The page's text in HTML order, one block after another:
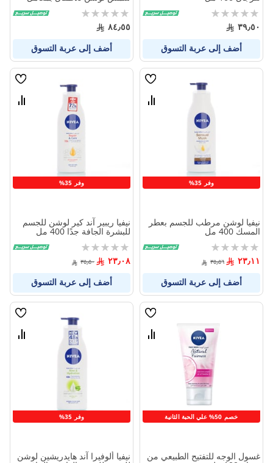
Rating:
0%
٣٩٫٥٠
أضف إلى عربة التسوق
مل
Rating:
0%
٨٤٫٥٥
أضف إلى عربة التسوق
وفر 35%
قائمة
قارن
نيفيا لوشن مرطب للجسم بعطر
المسك 400 مل
Rating:
0%
٢٣٫١١ ٣٥٫٥٦
أضف إلى عربة التسوق
وفر 35%
قائمة
قارن
نيفيا ريبير آند كير لوشن للجسم
للبشرة الجافة جدًا 400 مل
Rating:
0%
٢٣٫٠٨ ٣٥٫٥٠
أضف إلى عربة التسوق
خصم 50% علي الحبة الثانية
قائمة
قارن
غسول الوجه للتفتيح الطبيعي من
وفر 35%
قائمة
قارن
نيفيا ألوفيرا آند هايدريشين لوشن